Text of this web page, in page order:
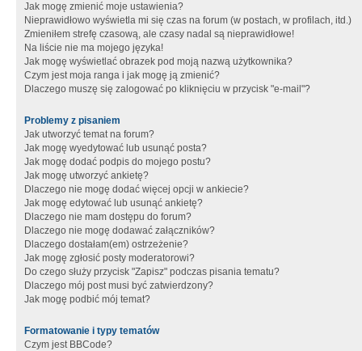
Jak mogę zmienić moje ustawienia?
Nieprawidłowo wyświetla mi się czas na forum (w postach, w profilach, itd.)
Zmieniłem strefę czasową, ale czasy nadal są nieprawidłowe!
Na liście nie ma mojego języka!
Jak mogę wyświetlać obrazek pod moją nazwą użytkownika?
Czym jest moja ranga i jak mogę ją zmienić?
Dlaczego muszę się zalogować po kliknięciu w przycisk "e-mail"?
Problemy z pisaniem
Jak utworzyć temat na forum?
Jak mogę wyedytować lub usunąć posta?
Jak mogę dodać podpis do mojego postu?
Jak mogę utworzyć ankietę?
Dlaczego nie mogę dodać więcej opcji w ankiecie?
Jak mogę edytować lub usunąć ankietę?
Dlaczego nie mam dostępu do forum?
Dlaczego nie mogę dodawać załączników?
Dlaczego dostałam(em) ostrzeżenie?
Jak mogę zgłosić posty moderatorowi?
Do czego służy przycisk "Zapisz" podczas pisania tematu?
Dlaczego mój post musi być zatwierdzony?
Jak mogę podbić mój temat?
Formatowanie i typy tematów
Czym jest BBCode?